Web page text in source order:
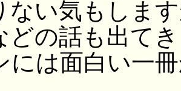
ない気もしま
どの話も出て
には面白い一